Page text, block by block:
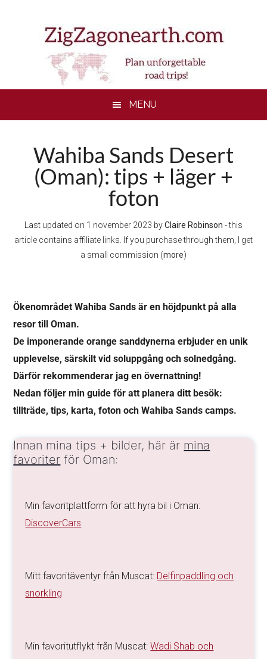
MENU
Wahiba Sands Desert
(Oman): tips + läger +
foton
Last updated on 1 november 2023 byClaire Robinson - this
article contains affiliate links. If you purchase through them, I get
a small commission (more)
Ökenområdet Wahiba Sands är en höjdpunkt på alla
resor till Oman.
De imponerande orange sanddynerna erbjuder en unik
upplevelse, särskilt vid soluppgång och solnedgång.
Därför rekommenderar jag en övernattning!
Nedan följer min guide för att planera ditt besök:
tillträde, tips, karta, foton och Wahiba Sands camps.
Innan mina tips + bilder, här är mina
favoriter för Oman:
Min favoritplattform för att hyra bil i Oman:
DiscoverCars
Mitt favoritäventyr från Muscat: Delfinpaddling och
snorkling
Min favoritutflykt från Muscat:Wadi Shab och